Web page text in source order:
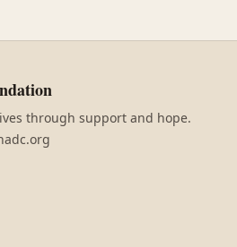
through support and hope.